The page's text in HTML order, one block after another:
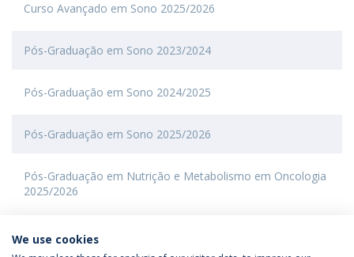
Curso Avançado em Sono 2025/2026
Pós-Graduação em Sono 2023/2024
Pós-Graduação em Sono 2024/2025
Pós-Graduação em Sono 2025/2026
Pós-Graduação em Nutrição e Metabolismo em Oncologia
2025/2026
We use cookies